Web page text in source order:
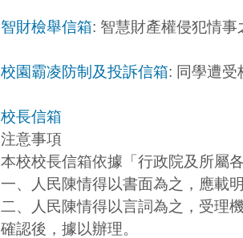
智財檢舉信箱: 智慧財產權侵犯情事
校園霸凌防制及投訴信箱: 同學遭受
校長信箱
注意事項
本校校長信箱依據「行政院及所屬
一、人民陳情得以書面為之，應載
二、人民陳情得以言詞為之，受理
確認後，據以辦理。